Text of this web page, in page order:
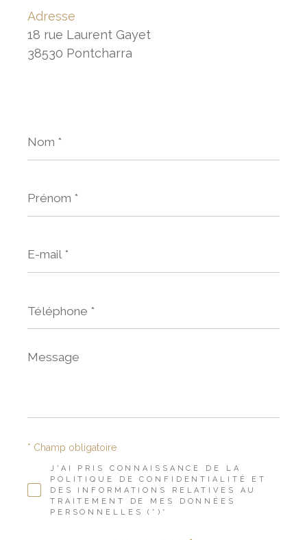
Adresse
18 rue Laurent Gayet
38530 Pontcharra
*
*
mail
*
Message
J'AI PRIS CONNAISSANCE DE LA
POLITIQUE DE CONFIDENTIALITÉ ET
DES INFORMATIONS RELATIVES AU
TRAITEMENT DE MES DONNÉES
PERSONNELLES (*)*
* Champ obligatoire